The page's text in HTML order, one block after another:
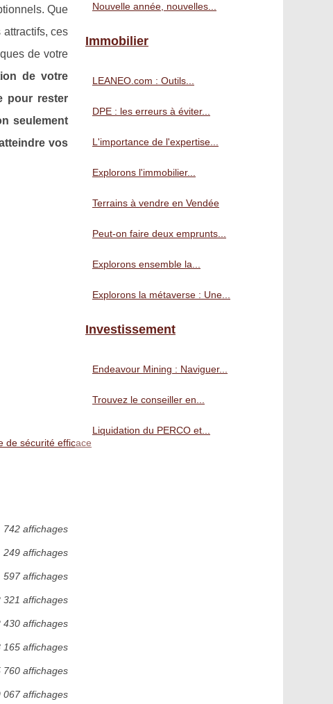
Que
ces
de votre
de votre
pour rester
seulement
vos
de sécurité efficace
742 affichages
249 affichages
597 affichages
321 affichages
430 affichages
165 affichages
760 affichages
067 affichages
Nouvelle année, nouvelles...
Immobilier
LEANEO.com : Outils...
DPE : les erreurs à éviter...
L'importance de l'expertise...
Explorons l'immobilier...
Terrains à vendre en Vendée
Peut-on faire deux emprunts...
Explorons ensemble la...
Explorons la métaverse : Une...
Investissement
Endeavour Mining : Naviguer...
Trouvez le conseiller en...
Liquidation du PERCO et...